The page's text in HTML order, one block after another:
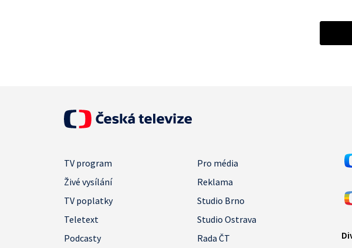
TV program
Pro média
Živé vysílání
Reklama
TV poplatky
Studio Brno
Teletext
Studio Ostrava
Podcasty
Rada ČT